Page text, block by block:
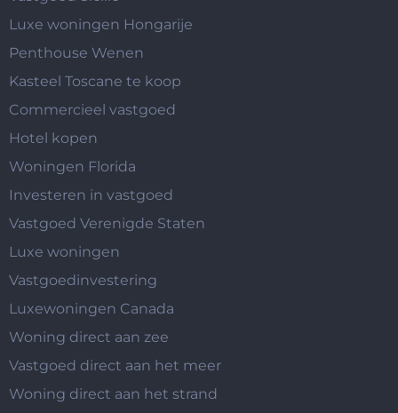
Luxe woningen Hongarije
Penthouse Wenen
Kasteel Toscane te koop
Commercieel vastgoed
Hotel kopen
Woningen Florida
Investeren in vastgoed
Vastgoed Verenigde Staten
Luxe woningen
Vastgoedinvestering
Luxewoningen Canada
Woning direct aan zee
Vastgoed direct aan het meer
Woning direct aan het strand